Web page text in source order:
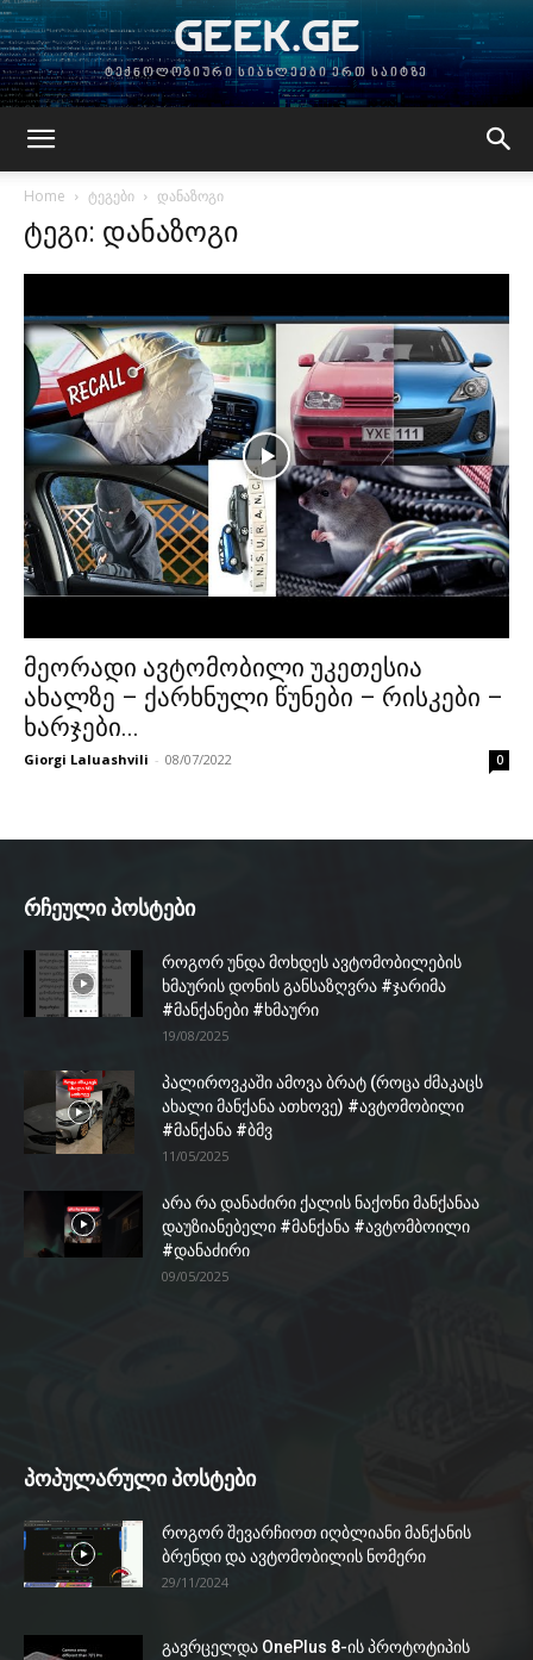
GEEK.GE
ტექნოლოგიური სიახლეები ერთ საიტზე
Home ტეგები დანაზოგი
ტეგი: დანაზოგი
მეორადი ავტომობილი უკეთესია
ახალზე – ქარხნული წუნები – რისკები –
ხარჯები...
Giorgi Laluashvili - 08/07/2022 0
რჩეული პოსტები
როგორ უნდა მოხდეს ავტომობილების
ხმაურის დონის განსაზღვრა #ჯარიმა
#მანქანები #ხმაური
19/08/2025
პალიროვკაში ამოვა ბრატ (როცა ძმაკაცს
ახალი მანქანა ათხოვე) #ავტომობილი
#მანქანა #ბმვ
11/05/2025
არა რა დანაძირი ქალის ნაქონი მანქანაა
დაუზიანებელი #მანქანა #ავტომბოილი
#დანაძირი
09/05/2025
პოპულარული პოსტები
როგორ შევარჩიოთ იღბლიანი მანქანის
ბრენდი და ავტომობილის ნომერი
29/11/2024
გავრცელდა OnePlus 8-ის პროტოტიპის